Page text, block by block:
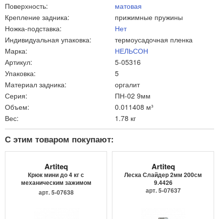
Поверхность:
матовая
Крепление задника:
прижимные пружины
Ножка-подставка:
Нет
Индивидуальная упаковка:
термоусадочная пленка
Марка:
НЕЛЬСОН
Артикул:
5-05316
Упаковка:
5
Материал задника:
оргалит
Серия:
ПН-02 9мм
Объем:
0.011408 м³
Вес:
1.78 кг
С этим товаром покупают:
Artiteq
Крюк мини до 4 кг с
механическим зажимом
9.4205
арт. 5-07638
Artiteq
Леска Слайдер 2мм 200см
9.4426
арт. 5-07637